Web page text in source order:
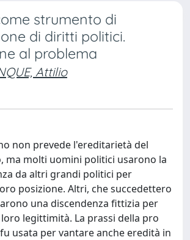
strumento di
di diritti politici.
al problema
Attilio
non prevede l'ereditarietà del
ma molti uomini politici usarono la
da altri grandi politici per
posizione. Altri, che succedettero
una discendenza fittizia per
legittimità. La prassi della pro
usata per vantare anche eredità in